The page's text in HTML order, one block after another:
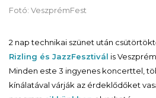
Fotó: VeszprémFest
2 nap technikai szünet után
Rizling és JazzFesztivál is
Minden este 3 ingyenes koncerttel,
kínálatával várják az érdeklődőket